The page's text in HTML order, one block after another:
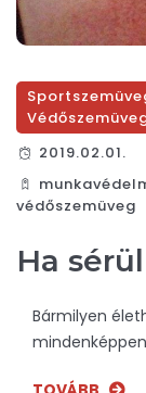
2019.02.01.
védőszemüveg
Ha
Bármilyen